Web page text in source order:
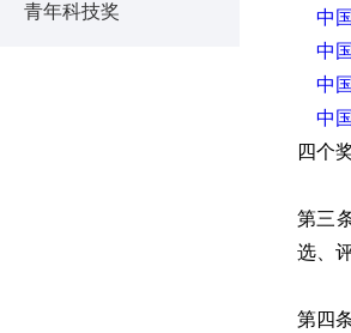
青年科技奖
中
中
中
中
四个
第三
选、
第四